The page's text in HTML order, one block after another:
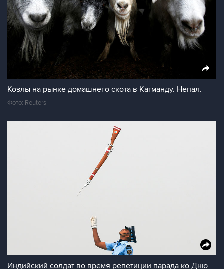
Козлы на рынке домашнего скота в Катманду. Непал.
Фото: Reuters
Индийский солдат во время репетиции парада ко Дню